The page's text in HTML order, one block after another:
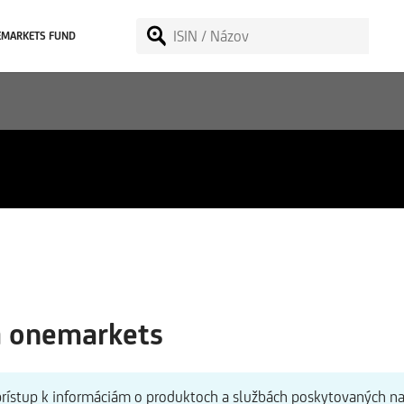
FUND
Technology
k informáciám o produktoch a službách poskytovaných